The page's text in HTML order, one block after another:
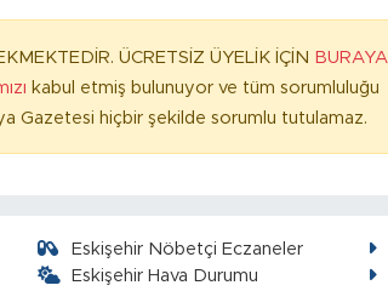
ÜCRETSİZ ÜYELİK İÇİN
BURAYA
kabul etmiş bulunuyor ve tüm sorumluluğu
Gazetesi hiçbir şekilde sorumlu tutulamaz.
Eskişehir Nöbetçi Eczaneler
Eskişehir Hava Durumu